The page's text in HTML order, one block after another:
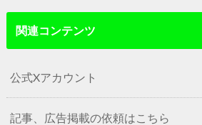
関連コンテンツ
公式Xアカウント
記事、広告掲載の依頼はこちら